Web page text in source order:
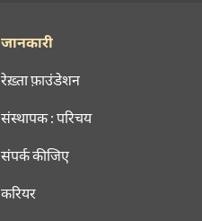
जानकारी
रेख़्ता फ़ाउंडेशन
संस्थापक : परिचय
संपर्क कीजिए
करियर